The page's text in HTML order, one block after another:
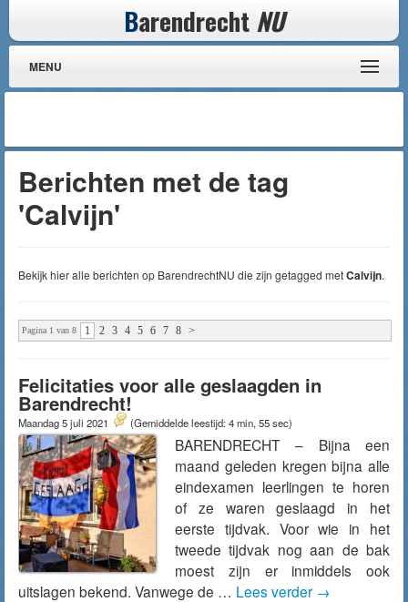
Barendrecht NU
MENU
Berichten met de tag
'Calvijn'
Bekijk hier alle berichten op BarendrechtNU die zijn getagged metCalvijn.
Pagina 1 van 8 1 2 3 4 5 6 7 8 >
Felicitaties voor alle geslaagden in
Barendrecht!
Maandag 5 juli 2021 (Gemiddelde leestijd: 4 min, 55 sec)
BARENDRECHT – Bijna een
maand geleden kregen bijna alle
eindexamen leerlingen te horen
of ze waren geslaagd in het
eerste tijdvak. Voor wie in het
tweede tijdvak nog aan de bak
moest zijn er inmiddels ook
uitslagen bekend. Vanwege de … Lees verder →